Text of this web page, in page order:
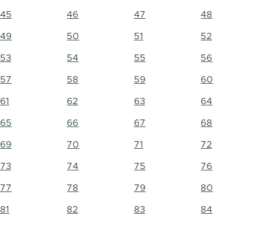
45 46 47 48
49 50 51 52
53 54 55 56
57 58 59 60
61 62 63 64
65 66 67 68
69 70 71 72
73 74 75 76
77 78 79 80
81 82 83 84